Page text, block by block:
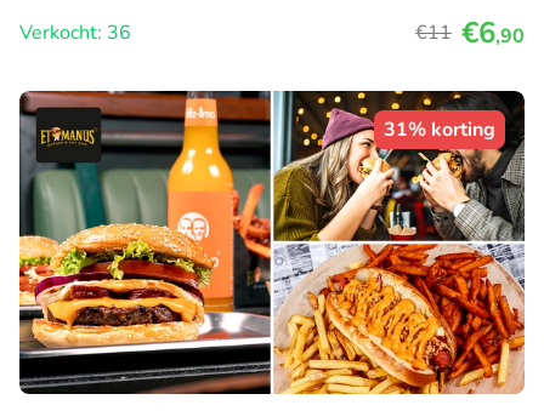
Verkocht: 36
€11 €6,90
31% korting